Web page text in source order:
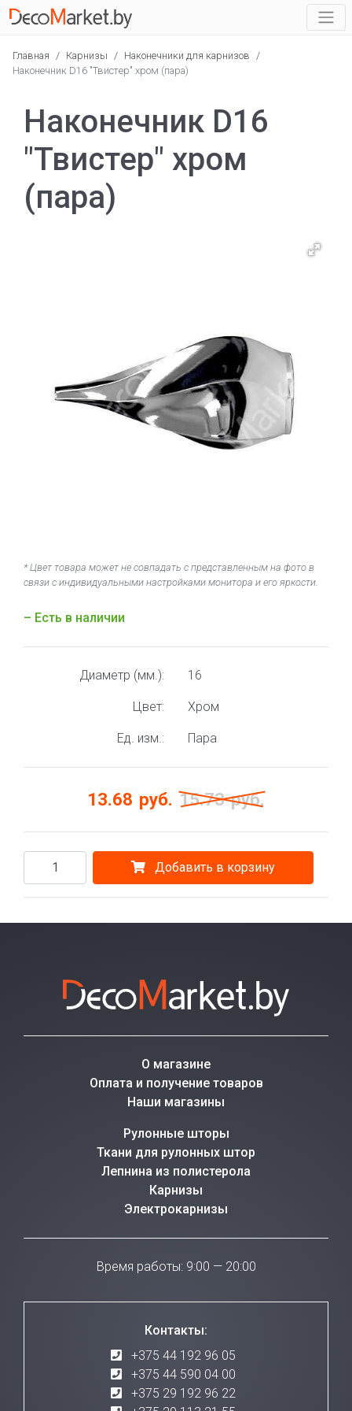
Главная / Карнизы / Наконечники для карнизов /
Наконечник D16 "Твистер" хром (пара)
Наконечник D16
"Твистер" хром
(пара)
* Цвет товара может не совпадать с представленным на фото в
связи с индивидуальными настройками монитора и его яркости.
– Есть в наличии
Диаметр (мм.): 16
Цвет: Хром
Ед. изм.: Пара
13.68 руб. 15.73 руб.
Добавить в корзину
О магазине
Оплата и получение товаров
Наши магазины
Рулонные шторы
Ткани для рулонных штор
Лепнина из полистерола
Карнизы
Электрокарнизы
Время работы: 9:00 — 20:00
Контакты:
+375 44 192 96 05
+375 44 590 04 00
+375 29 192 96 22